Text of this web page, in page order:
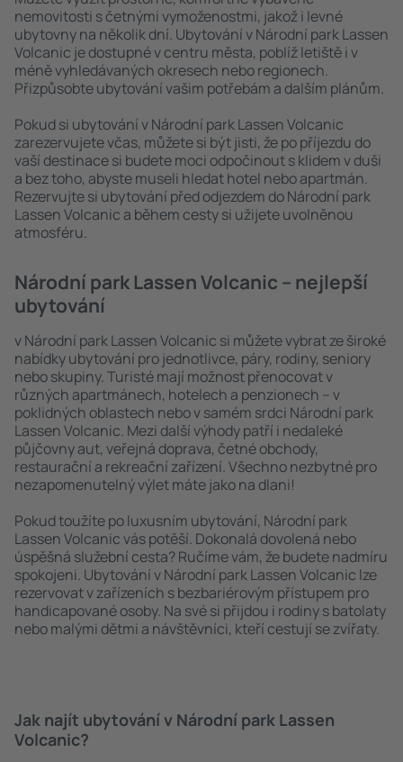
nemovitosti s četnými vymoženostmi, jakož i levné
ubytovny na několik dní. Ubytování v Národní park Lassen
Volcanic je dostupné v centru města, poblíž letiště i v
méně vyhledávaných okresech nebo regionech.
Přizpůsobte ubytování vašim potřebám a dalším plánům.
Pokud si ubytování v Národní park Lassen Volcanic
zarezervujete včas, můžete si být jisti, že po příjezdu do
vaší destinace si budete moci odpočinout s klidem v duši
a bez toho, abyste museli hledat hotel nebo apartmán.
Rezervujte si ubytování před odjezdem do Národní park
Lassen Volcanic a během cesty si užijete uvolněnou
atmosféru.
Národní park Lassen Volcanic – nejlepší
ubytování
v Národní park Lassen Volcanic si můžete vybrat ze široké
nabídky ubytování pro jednotlivce, páry, rodiny, seniory
nebo skupiny. Turisté mají možnost přenocovat v
různých apartmánech, hotelech a penzionech – v
poklidných oblastech nebo v samém srdci Národní park
Lassen Volcanic. Mezi další výhody patří i nedaleké
půjčovny aut, veřejná doprava, četné obchody,
restaurační a rekreační zařízení. Všechno nezbytné pro
nezapomenutelný výlet máte jako na dlani!
Pokud toužíte po luxusním ubytování, Národní park
Lassen Volcanic vás potěší. Dokonalá dovolená nebo
úspěšná služební cesta? Ručíme vám, že budete nadmíru
spokojeni. Ubytování v Národní park Lassen Volcanic lze
rezervovat v zařízeních s bezbariérovým přístupem pro
handicapované osoby. Na své si přijdou i rodiny s batolaty
nebo malými dětmi a návštěvníci, kteří cestují se zvířaty.
Jak najít ubytování v Národní park Lassen
Volcanic?